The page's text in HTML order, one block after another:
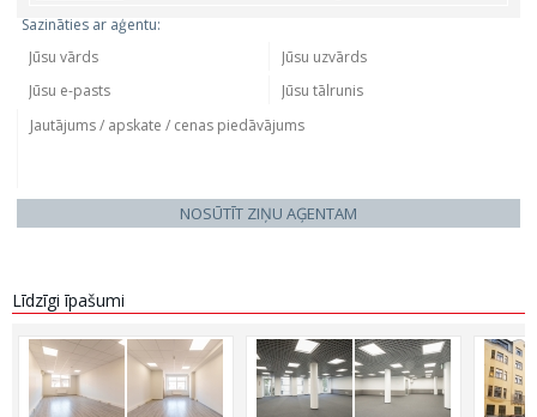
Sazināties ar aģentu:
NOSŪTĪT ZIŅU AĢENTAM
Līdzīgi īpašumi